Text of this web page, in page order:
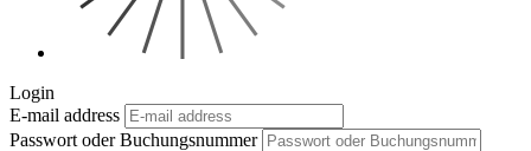
Login
E-mail address
Passwort oder Buchungsnummer